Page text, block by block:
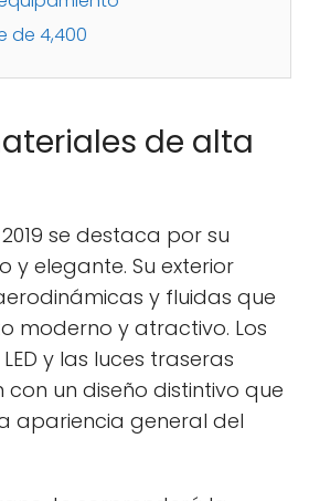
de 4,400
de alta
se destaca por su
y elegante. Su exterior
y fluidas que
moderno y atractivo. Los
y las luces traseras
un diseño distintivo que
apariencia general del